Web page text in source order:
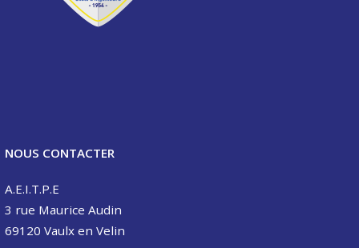
NOUS CONTACTER
A.E.I.T.P.E
3 rue Maurice Audin
69120 Vaulx en Velin